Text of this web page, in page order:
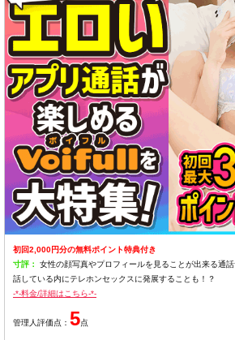
初回2,000円分の無料ポイント特典付き
寸評：
女性の顔写真やプロフィールを見ることが出来る通
話している内にテレホンセックスに発展することも！？
-*-料金/詳細はこちら-*-
管理人評価点： 5点